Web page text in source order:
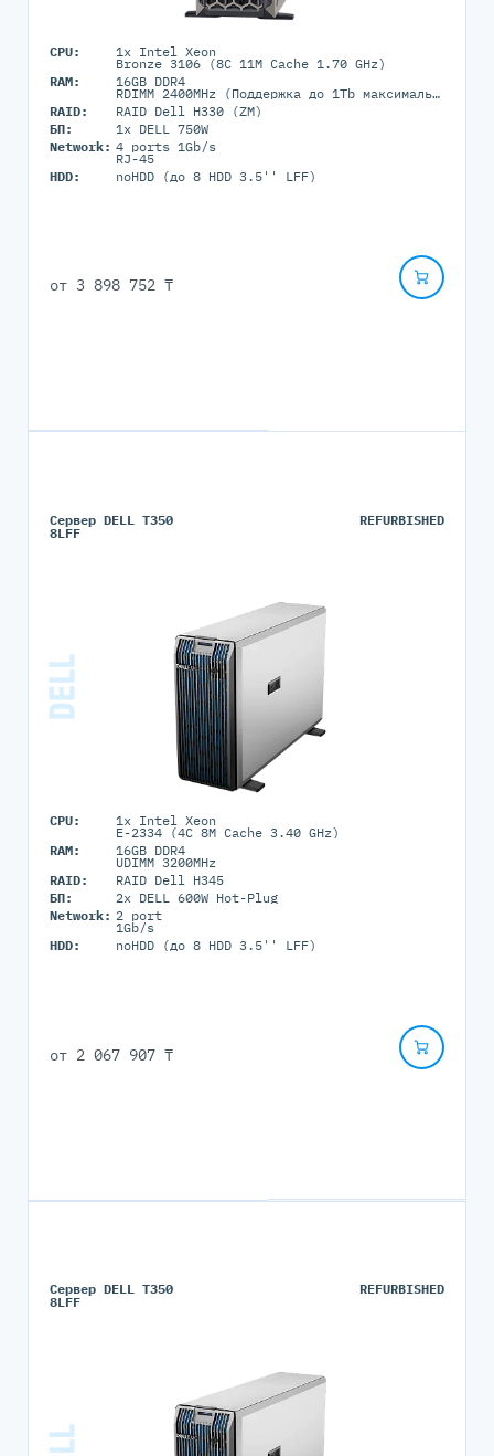
CPU: 1x Intel Xeon
Bronze 3106 (8C 11M Cache 1.70 GHz)
RAM:
16GB DDR4
RDIMM 2400MHz (Поддержка до 1Tb максимально, 16 RDIMM портов)
RAID:
RAID Dell H330 (ZM)
БП:
1x DELL 750W
Network: 4 ports 1Gb/s
RJ-45
HDD:
noHDD (до 8 HDD 3.5'' LFF)
от 3 898 752 ₸
Сервер DELL T350
8LFF
REFURBISHED
CPU: 1x Intel Xeon
E-2334 (4C 8M Cache 3.40 GHz)
RAM:
16GB DDR4
UDIMM 3200MHz
RAID:
RAID Dell H345
БП:
2x DELL 600W Hot-Plug
Network: 2 port
1Gb/s
HDD:
noHDD (до 8 HDD 3.5'' LFF)
от 2 067 907 ₸
Сервер DELL T350
8LFF
REFURBISHED